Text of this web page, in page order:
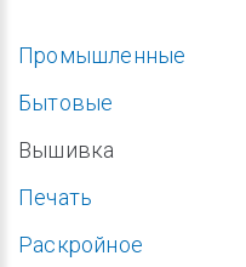
Промышленные
Бытовые
Вышивка
Печать
Раскройное